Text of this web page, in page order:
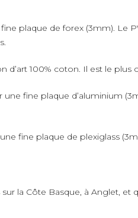
plaque de forex (3mm). Le
d’art 100% coton. Il est le
fine plaque d’aluminium
fine plaque de plexiglass
la Côte Basque, à Anglet,